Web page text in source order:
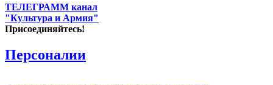
ТЕЛЕГРАММ канал
"Культура и Армия"
Присоединяйтесь!
Персоналии